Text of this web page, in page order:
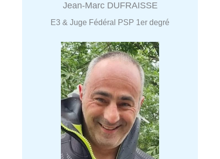
Jean-Marc DUFRAISSE
E3 & Juge Fédéral PSP 1er degré